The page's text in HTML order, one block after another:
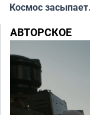
Космос
АВТОРСКОЕ